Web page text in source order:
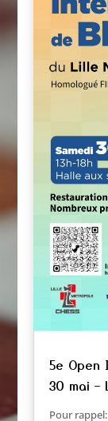
5e Open
30 mai –
Pour